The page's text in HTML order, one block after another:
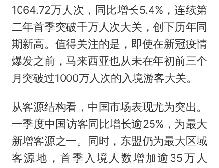
1064.72万人次，同比增长5.4%，连续第
二年首季突破千万人次大关，创下历年同
期新高。值得关注的是，即使在新冠疫情
爆发之前，马来西亚也从未在年初前三个
月突破过1000万人次的入境游客大关。
从客源结构看，中国市场表现尤为突出。
一季度中国访客同比增长逾25%，为最大
新增客源之一。同时，东盟仍为最大区域
客源地，首季入境人数增加逾35万人